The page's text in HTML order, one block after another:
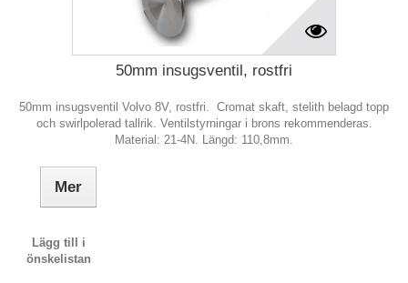
50mm insugsventil, rostfri
50mm insugsventil Volvo 8V, rostfri. Cromat skaft, stelith belagd topp
och swirlpolerad tallrik. Ventilstyrningar i brons rekommenderas.
Material: 21-4N. Längd: 110,8mm.
Mer
Lägg till i
önskelistan